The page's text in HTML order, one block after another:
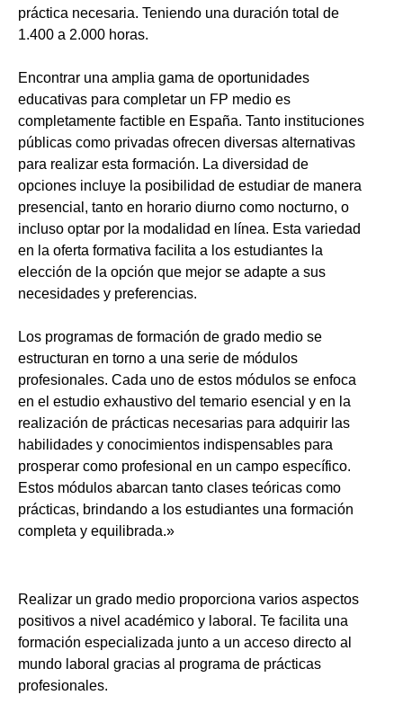
práctica necesaria. Teniendo una duración total de
1.400 a 2.000 horas.
Encontrar una amplia gama de oportunidades
educativas para completar un FP medio es
completamente factible en España. Tanto instituciones
públicas como privadas ofrecen diversas alternativas
para realizar esta formación. La diversidad de
opciones incluye la posibilidad de estudiar de manera
presencial, tanto en horario diurno como nocturno, o
incluso optar por la modalidad en línea. Esta variedad
en la oferta formativa facilita a los estudiantes la
elección de la opción que mejor se adapte a sus
necesidades y preferencias.
Los programas de formación de grado medio se
estructuran en torno a una serie de módulos
profesionales. Cada uno de estos módulos se enfoca
en el estudio exhaustivo del temario esencial y en la
realización de prácticas necesarias para adquirir las
habilidades y conocimientos indispensables para
prosperar como profesional en un campo específico.
Estos módulos abarcan tanto clases teóricas como
prácticas, brindando a los estudiantes una formación
completa y equilibrada.»
Realizar un grado medio proporciona varios aspectos
positivos a nivel académico y laboral. Te facilita una
formación especializada junto a un acceso directo al
mundo laboral gracias al programa de prácticas
profesionales.